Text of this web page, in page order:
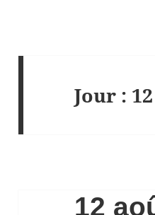
Jour :
12